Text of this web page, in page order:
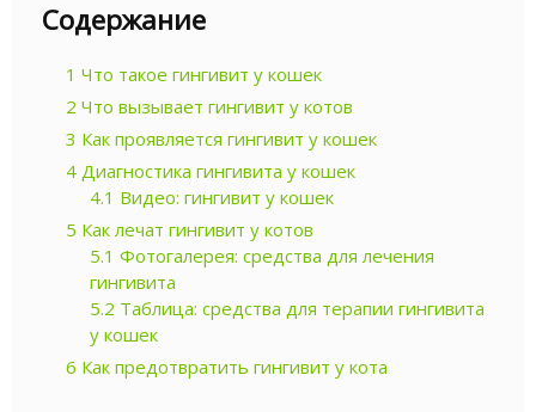
Содержание
1 Что такое гингивит у кошек
2 Что вызывает гингивит у котов
3 Как проявляется гингивит у кошек
4 Диагностика гингивита у кошек
4.1 Видео: гингивит у кошек
5 Как лечат гингивит у котов
5.1 Фотогалерея: средства для лечения
гингивита
5.2 Таблица: средства для терапии гингивита
у кошек
6 Как предотвратить гингивит у кота